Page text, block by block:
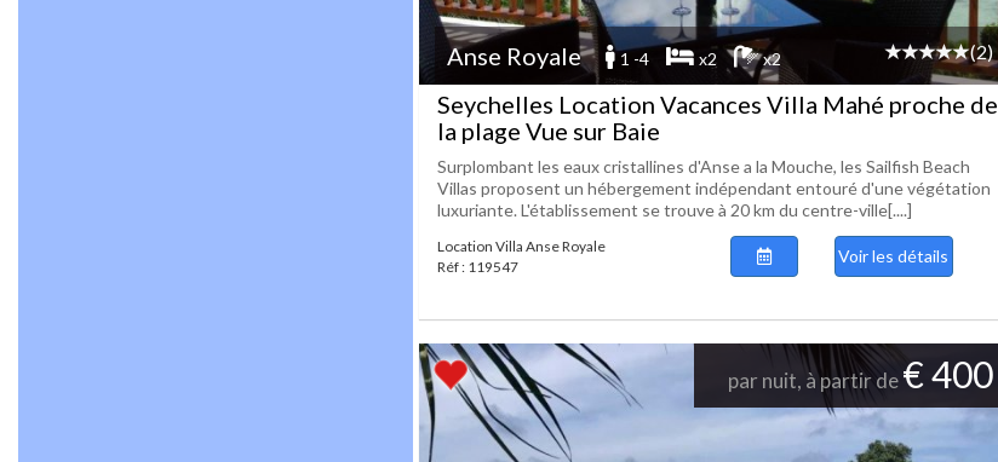
Anse Royale 1 -4 x2 x2 (2)
Seychelles Location Vacances Villa Mahé proche de
la plage Vue sur Baie
Surplombant les eaux cristallines d'Anse a la Mouche, les Sailfish Beach
Villas proposent un hébergement indépendant entouré d'une végétation
luxuriante. L'établissement se trouve à 20 km du centre-ville[....]
Location Villa Anse Royale
Réf : 119547
Voir les détails
par nuit, à partir de€ 400